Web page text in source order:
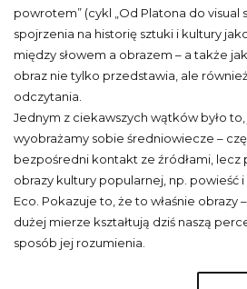
powrotem” (cykl „Od Platona do visual
spojrzenia na historię sztuki i kultury
między słowem a obrazem – a także
obraz nie tylko przedstawia, ale
odczytania.
Jednym z ciekawszych wątków było
wyobrażamy sobie średniowiecze –
bezpośredni kontakt ze źródłami,
obrazy kultury popularnej, np. powieść i
Eco. Pokazuje to, że to właśnie obrazy
dużej mierze kształtują dziś naszą
sposób jej rozumienia.